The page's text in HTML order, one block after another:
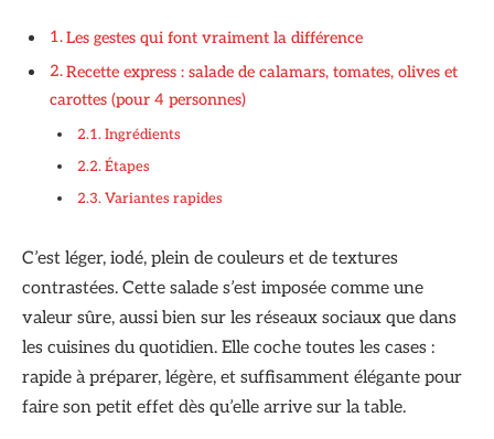
Les gestes qui font vraiment la différence
Recette express : salade de calamars, tomates, olives et
carottes (pour 4 personnes)
Ingrédients
Étapes
Variantes rapides
C’est léger, iodé, plein de couleurs et de textures
contrastées. Cette salade s’est imposée comme une
valeur sûre, aussi bien sur les réseaux sociaux que dans
les cuisines du quotidien. Elle coche toutes les cases :
rapide à préparer, légère, et suffisamment élégante pour
faire son petit effet dès qu’elle arrive sur la table.